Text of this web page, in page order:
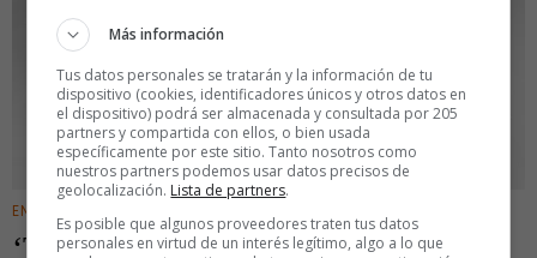
ENTRETENIMIENTO
‘That will be the day’, de Buddy
Más información
Tus datos personales se tratarán y la información de tu
dispositivo (cookies, identificadores únicos y otros datos en
el dispositivo) podrá ser almacenada y consultada por 205
partners y compartida con ellos, o bien usada
específicamente por este sitio. Tanto nosotros como
nuestros partners podemos usar datos precisos de
geolocalización. Lista de partners.
Es posible que algunos proveedores traten tus datos
personales en virtud de un interés legítimo, algo a lo que